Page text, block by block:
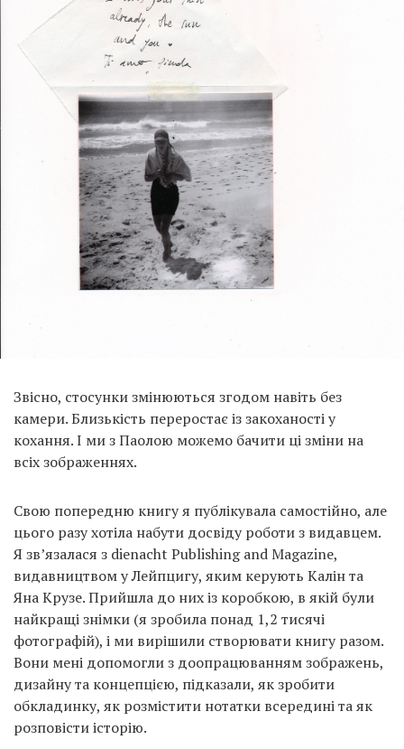
Звісно, ​​стосунки змінюються згодом навіть без
камери. Близькість переростає із закоханості у
кохання. І ми з Паолою можемо бачити ці зміни на
всіх зображеннях.
Свою попередню книгу я публікувала самостійно, але
цього разу хотіла набути досвіду роботи з видавцем.
Я зв’язалася з dienacht Publishing and Magazine,
видавництвом у Лейпцигу, яким керують Калін та
Яна Крузе. Прийшла до них із коробкою, в якій були
найкращі знімки (я зробила понад 1,2 тисячі
фотографій), і ми вирішили створювати книгу разом.
Вони мені допомогли з доопрацюванням зображень,
дизайну та концепцією, підказали, як зробити
обкладинку, як розмістити нотатки всередині та як
розповісти історію.